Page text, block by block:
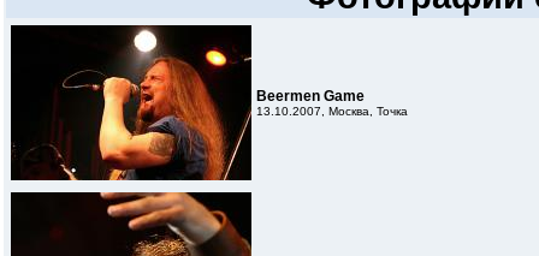
Beermen Game
13.10.2007, Москва, Точка